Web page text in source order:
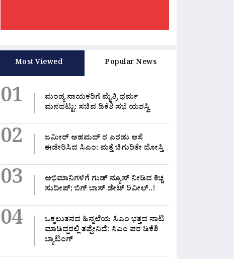
Most Viewed Popular News
01
ಮಂಡ್ಯ ನಾಯಕರಿಗೆ ಮೈತ್ರಿ ಧರ್ಮ
ಮನದಟ್ಟು: ಸಚಿವ ಡಿಕೆಶಿ ಸಭೆ ಯಶಸ್ವಿ
02
ಜಮೀರ್ ಅಹಮದ್ ರ ಎರಡು ಆಸೆ
ಈಡೇರಿಸಿದ ಸಿಎಂ: ಮತ್ತೆ ಚಿಗುರಿತೇ ದೋಸ್ತಿ
03
ಅಭಿಮಾನಿಗಳಿಗೆ ಗುಡ್ ನ್ಯೂಸ್ ನೀಡಿದ ಕಿಚ್ಚ
ಸುದೀಪ್; ಬಿಗ್ ಬಾಸ್ ಡೇಟ್ ರಿವೀಲ್..!
04
ಒಕ್ಕಲುತನದ ಹಿನ್ನಲೆಯ ಸಿಎಂ ಭತ್ತದ ನಾಟಿ
ಮಾಡಿದ್ದರಲ್ಲಿ‌ ತಪ್ಪೇನಿದೆ: ಸಿಎಂ ಪರ ಡಿಕೆಶಿ
ಬ್ಯಾಟಿಂಗ್